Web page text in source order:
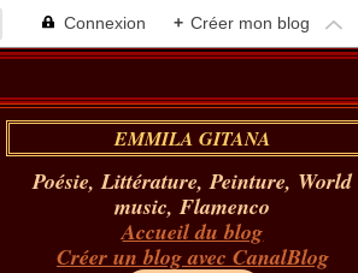
Connexion + Créer mon blog
EMMILA GITANA
Poésie, Littérature, Peinture, World
music, Flamenco
Accueil du blog
Créer un blog avec CanalBlog